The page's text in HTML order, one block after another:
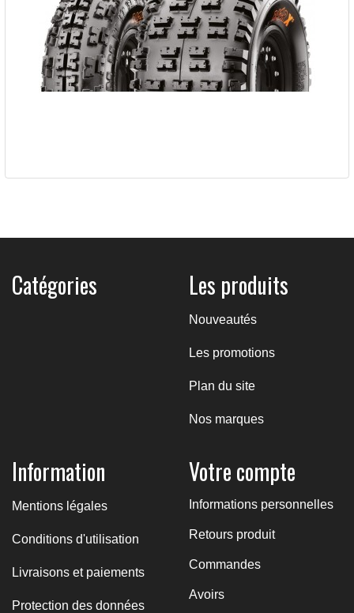
167,10 €
Catégories Les produits
Nouveautés
Les promotions
Plan du site
Nos marques
Information
Mentions légales
Conditions d'utilisation
Livraisons et paiements
Protection des données
Votre compte
Informations personnelles
Retours produit
Commandes
Avoirs